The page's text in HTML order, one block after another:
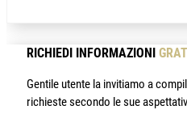
RICHIEDI INFORMAZIONI
Gentile utente la invitiamo a
richieste secondo le sue